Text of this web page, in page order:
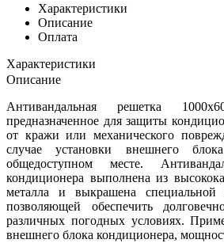
Характеристики
Описание
Оплата
Характеристики
Описание
Антивандальная решетка
предназначенное для защиты
от кражи или механического
случае установки внешнего
общедоступном месте.
кондиционера выполнена из
металла и выкрашена специальной
позволяющей обеспечить
различных погодных условиях.
внешнего блока кондиционера,